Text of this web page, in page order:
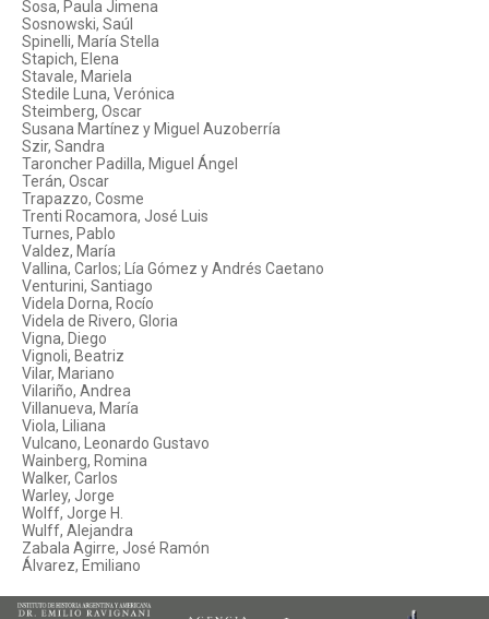
Sosa, Paula Jimena
Sosnowski, Saúl
Spinelli, María Stella
Stapich, Elena
Stavale, Mariela
Stedile Luna, Verónica
Steimberg, Oscar
Susana Martínez y Miguel Auzoberría
Szir, Sandra
Taroncher Padilla, Miguel Ángel
Terán, Oscar
Trapazzo, Cosme
Trenti Rocamora, José Luis
Turnes, Pablo
Valdez, María
Vallina, Carlos; Lía Gómez y Andrés Caetano
Venturini, Santiago
Videla Dorna, Rocío
Videla de Rivero, Gloria
Vigna, Diego
Vignoli, Beatriz
Vilar, Mariano
Vilariño, Andrea
Villanueva, María
Viola, Liliana
Vulcano, Leonardo Gustavo
Wainberg, Romina
Walker, Carlos
Warley, Jorge
Wolff, Jorge H.
Wulff, Alejandra
Zabala Agirre, José Ramón
Álvarez, Emiliano